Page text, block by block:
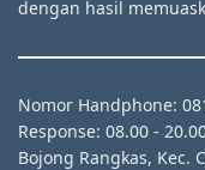
dengan hasil
Nomor Handphone:
Response: 08.00 -
Bojong Rangkas, Kec.